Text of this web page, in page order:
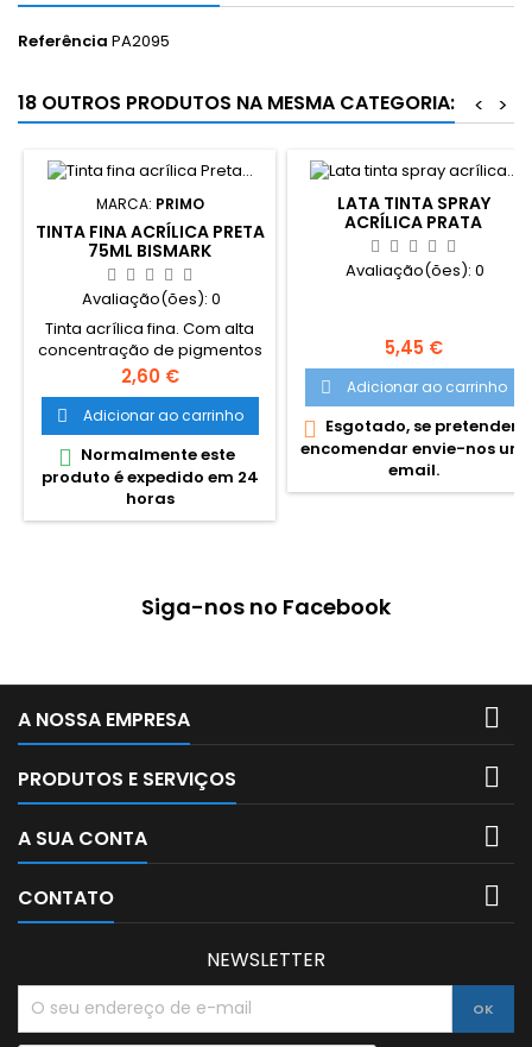
Referência PA2095
18 OUTROS PRODUTOS NA MESMA CATEGORIA: >
<
MARCA: PRIMO
TINTA FINA ACRÍLICA PRETA
75ML BISMARK
Avaliação(ões): 0
Tinta acrílica fina. Com alta
concentração de pigmentos
e elevada opacidade, após
secagem fica
completamente
permanente. De aplicação
fácil na generalidade das
superfícies, de efeito
consistente e elástico, cores
vívidas, resistentes e
Tubo com 75ml
Preço
2,60 €
 Adicionar ao carrinho
 Normalmente este
produto é expedido em 24
horas
LATA TINTA SPRAY
ACRÍLICA PRATA
METALIZADA PRATA 400ML
Avaliação(ões): 0
Preço
5,45 €
 Adicionar ao carrinho
 Esgotado, se pretender
encomendar envie-nos um
email.
Siga-nos no Facebook
A NOSSA EMPRESA 
PRODUTOS E SERVIÇOS 
A SUA CONTA 
CONTATO 
NEWSLETTER